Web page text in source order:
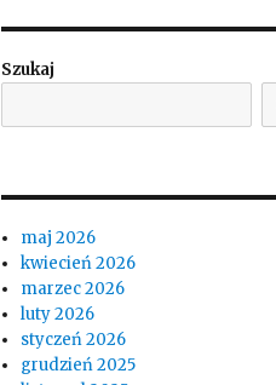
Szukaj
maj 2026
kwiecień 2026
marzec 2026
luty 2026
styczeń 2026
grudzień 2025